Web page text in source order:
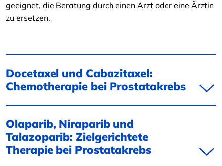
geeignet, die Beratung durch einen Arzt oder eine Ärztin
zu ersetzen.
Docetaxel und Cabazitaxel:
Chemotherapie bei Prostatakrebs
Olaparib, Niraparib und
Talazoparib: Zielgerichtete
Therapie bei Prostatakrebs